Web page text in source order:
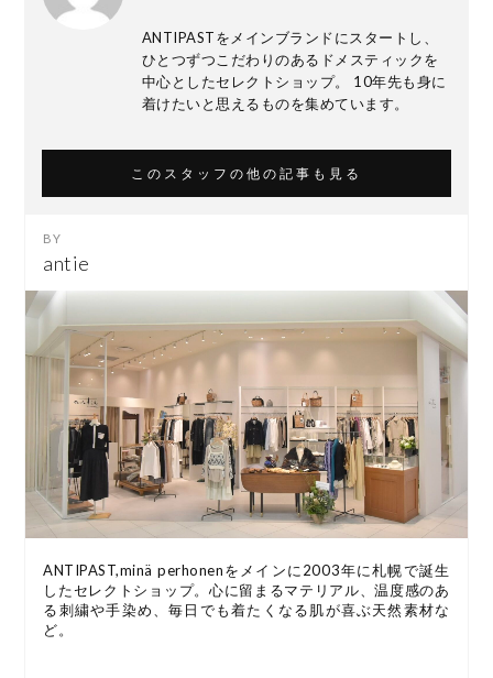
ANTIPASTをメインブランドにスタートし、
ひとつずつこだわりのあるドメスティックを
中心としたセレクトショップ。 10年先も身に
着けたいと思えるものを集めています。
このスタッフの他の記事も見る
antie
ANTIPAST,minä perhonenをメインに2003年に札幌で誕生
したセレクトショップ。心に留まるマテリアル、温度感のあ
る刺繍や手染め、毎日でも着たくなる肌が喜ぶ天然素材な
ど。